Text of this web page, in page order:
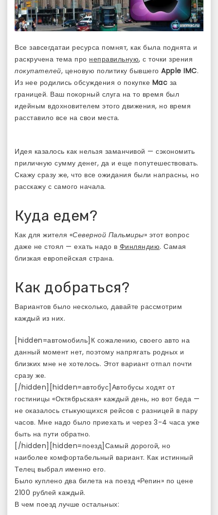
Все завсегдатаи ресурса помнят, как была поднята и
раскручена тема про неправильную, с точки зрения
покупателей, ценовую политику бывшего Apple IMC.
Из нее родились обсуждения о покупке Mac за
границей. Ваш покорный слуга на то время был
идейным вдохновителем этого движения, но время
расставило все на свои места.
Идея казалось как нельзя заманчивой — сэкономить
приличную сумму денег, да и еще попутешествовать.
Скажу сразу же, что все ожидания были напрасны, но
расскажу с самого начала.
Куда едем?
Как для жителя «Северной Пальмиры» этот вопрос
даже не стоял — ехать надо в Финляндию. Самая
близкая европейская страна.
Как добраться?
Вариантов было несколько, давайте рассмотрим
каждый из них.
[hidden=автомобиль]К сожалению, своего авто на
данный момент нет, поэтому напрягать родных и
близких мне не хотелось. Этот вариант отпал почти
сразу же.
[/hidden][hidden=автобус]Автобусы ходят от
гостиницы «Октябрьская» каждый день, но вот беда —
не оказалось стыкующихся рейсов с разницей в пару
часов. Мне надо было приехать и через 3-4 часа уже
быть на пути обратно.
[/hidden][hidden=поезд]Самый дорогой, но
наиболее комфортабельный вариант. Как истинный
Телец выбрал именно его.
Было куплено два билета на поезд «Репин» по цене
2100 рублей каждый.
В чем поезд лучше остальных: